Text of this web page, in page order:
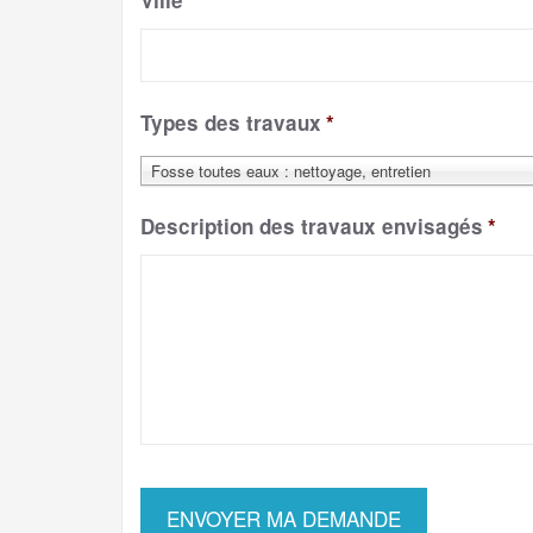
Types des travaux *
Fosse toutes eaux : nettoyage, entretien
Description des travaux envisagés *